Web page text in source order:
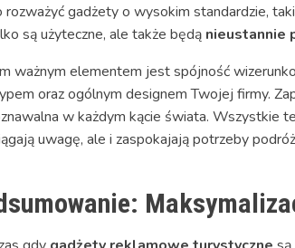
gadżety o wysokim standardzie,
są użyteczne, ale także będą nieustannie
ważnym elementem jest spójność
oraz ogólnym designem Twojej firmy.
w każdym kącie świata. Wszystkie
uwagę, ale i zaspokajają potrzeby